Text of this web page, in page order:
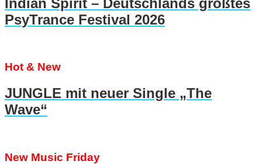
PsyTrance Festival 2026
Hot & New
JUNGLE mit neuer Single „The
Wave“
New Music Friday